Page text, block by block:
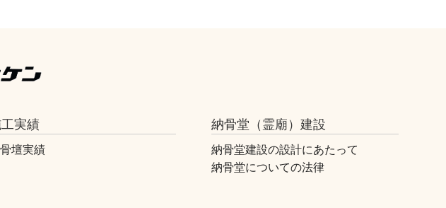
実績
壇実績
納骨堂（霊廟）建設
納骨堂建設の設計にあたって
納骨堂についての法律